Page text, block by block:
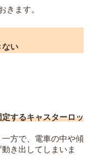
きます。
ない
するキャスターロッ
方で、電車の中や傾
き出してしまいま